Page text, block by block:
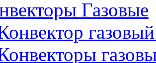
Газовые